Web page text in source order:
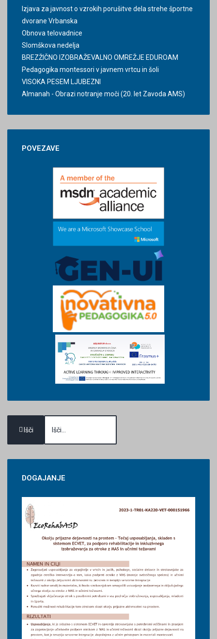
Izjava za javnost o vzrokih porušitve dela strehe športne
dvorane Vrbanska
Obnova telovadnice
Slomškova nedelja
BREZŽIČNO IZOBRAŽEVALNO OMREŽJE EDUROAM
Pedagogika montessori v javnem vrtcu in šoli
VISOKA PESEM LJUBEZNI
Almanah - Obrazi notranje moči (20. let Zavoda AMS)
POVEZAVE
Išči
DOGAJANJE